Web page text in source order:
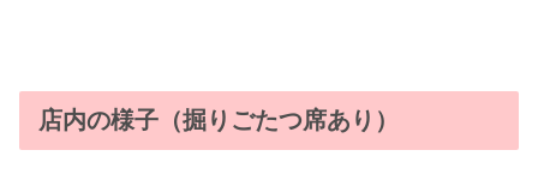
店内の様子（掘りごたつ席あり）